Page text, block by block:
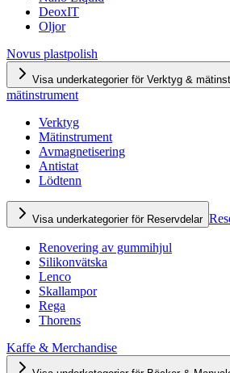
DeoxIT
Oljor
Novus plastpolish
Visa underkategorier för Verktyg &
mätinstrument
Verktyg
Mätinstrument
Avmagnetisering
Antistat
Lödtenn
Visa underkategorier för Reservdelar
Renovering av gummihjul
Silikonvätska
Lenco
Skallampor
Rega
Thorens
Kaffe & Merchandise